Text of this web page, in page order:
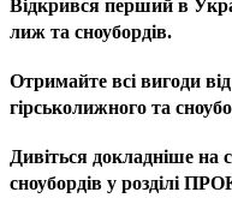
Відкрився перший в
лиж та сноубордів.
Отримайте всі вигоди
гірськолижного та
Дивіться докладніше на
сноубордів у розділі